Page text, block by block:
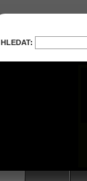
HLEDAT: